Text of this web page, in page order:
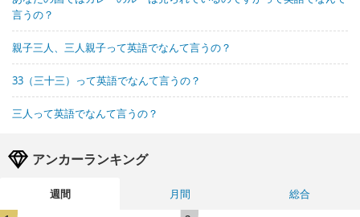
言うの？
親子三人、三人親子って英語でなんて言うの？
33（三十三）って英語でなんて言うの？
三人って英語でなんて言うの？
アンカーランキング
週間 月間
総合